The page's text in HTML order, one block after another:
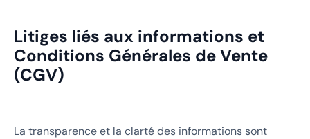
Litiges liés aux informations et
Conditions Générales de Vente
(CGV)
La transparence et la clarté des informations sont